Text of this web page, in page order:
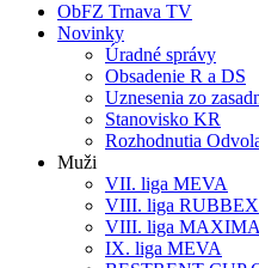
ObFZ Trnava TV
Novinky
Úradné správy
Obsadenie R a DS
Uznesenia zo
Stanovisko KR
Rozhodnutia
Muži
VII. liga MEVA
VIII. liga RUBBEX
VIII. liga
IX. liga MEVA